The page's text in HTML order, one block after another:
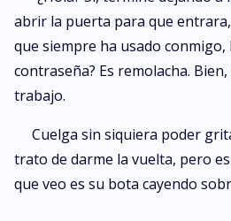
abrir la puerta para que
que siempre ha usado conmigo,
contraseña? Es remolacha.
trabajo.
Cuelga sin siquiera poder
trato de darme la vuelta, pero
que veo es su bota cayendo